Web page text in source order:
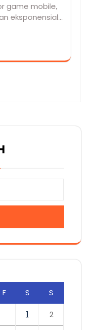
game mobile,
eksponensial…
F S S
1 2